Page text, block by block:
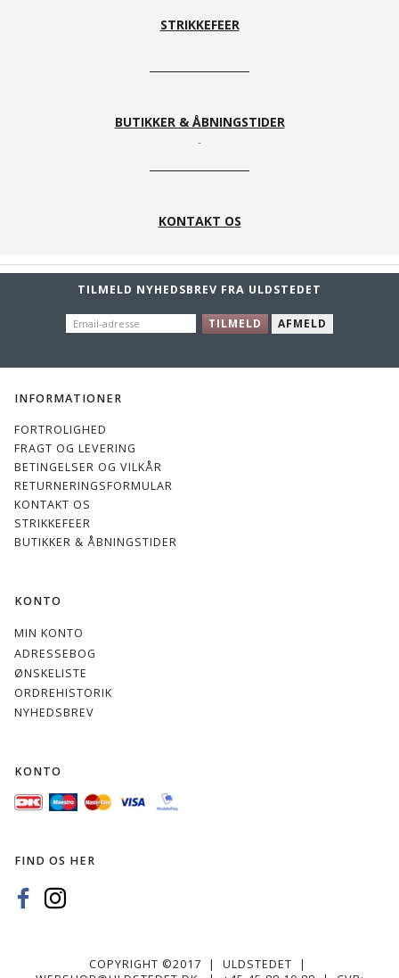
STRIKKEFEER
BUTIKKER & ÅBNINGSTIDER
KONTAKT OS
TILMELD NYHEDSBREV FRA ULDSTEDET
EMAIL-
ADRESSE
TILMELD AFMELD
INFORMATIONER
FORTROLIGHED
FRAGT OG LEVERING
BETINGELSER OG VILKÅR
RETURNERINGSFORMULAR
KONTAKT OS
STRIKKEFEER
BUTIKKER & ÅBNINGSTIDER
KONTO
MIN KONTO
ADRESSEBOG
ØNSKELISTE
ORDREHISTORIK
NYHEDSBREV
KONTO
FIND OS HER
COPYRIGHT ©2017 | ULDSTEDET |